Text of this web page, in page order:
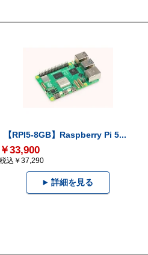
【RPI5-8GB】Raspberry Pi 5...
￥33,900
税込￥37,290
詳細を見る